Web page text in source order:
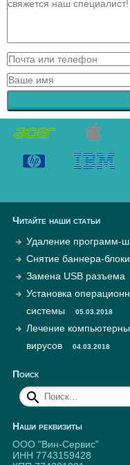
Читайте наши статьи
Удаление программ-
Снятие баннера-
Замена USB разъема
Установка
системы
05.03.2018
Лечение
вирусов
04.03.2018
Поиск
Наши реквизиты
ООО "Вин-Сервис"
ИНН 7743159428